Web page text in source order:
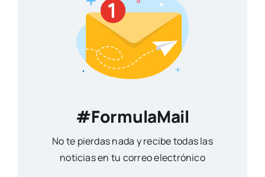
#FormulaMail
No te pierdas nada y recibe todas las
noticias en tu correo electrónico